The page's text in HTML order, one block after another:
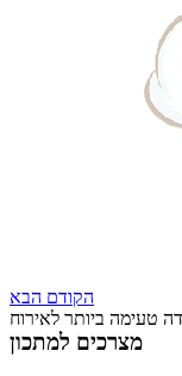
הקודם הבא
טעימה ביותר לאירוח
מצרכים למתכון